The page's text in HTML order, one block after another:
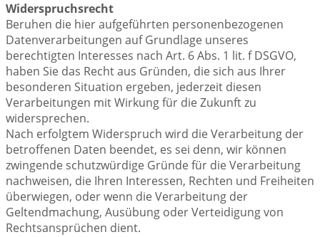
Widerspruchsrecht
Beruhen die hier aufgeführten personenbezogenen
Datenverarbeitungen auf Grundlage unseres
berechtigten Interesses nach Art. 6 Abs. 1 lit. f DSGVO,
haben Sie das Recht aus Gründen, die sich aus Ihrer
besonderen Situation ergeben, jederzeit diesen
Verarbeitungen mit Wirkung für die Zukunft zu
widersprechen.
Nach erfolgtem Widerspruch wird die Verarbeitung der
betroffenen Daten beendet, es sei denn, wir können
zwingende schutzwürdige Gründe für die Verarbeitung
nachweisen, die Ihren Interessen, Rechten und Freiheiten
überwiegen, oder wenn die Verarbeitung der
Geltendmachung, Ausübung oder Verteidigung von
Rechtsansprüchen dient.